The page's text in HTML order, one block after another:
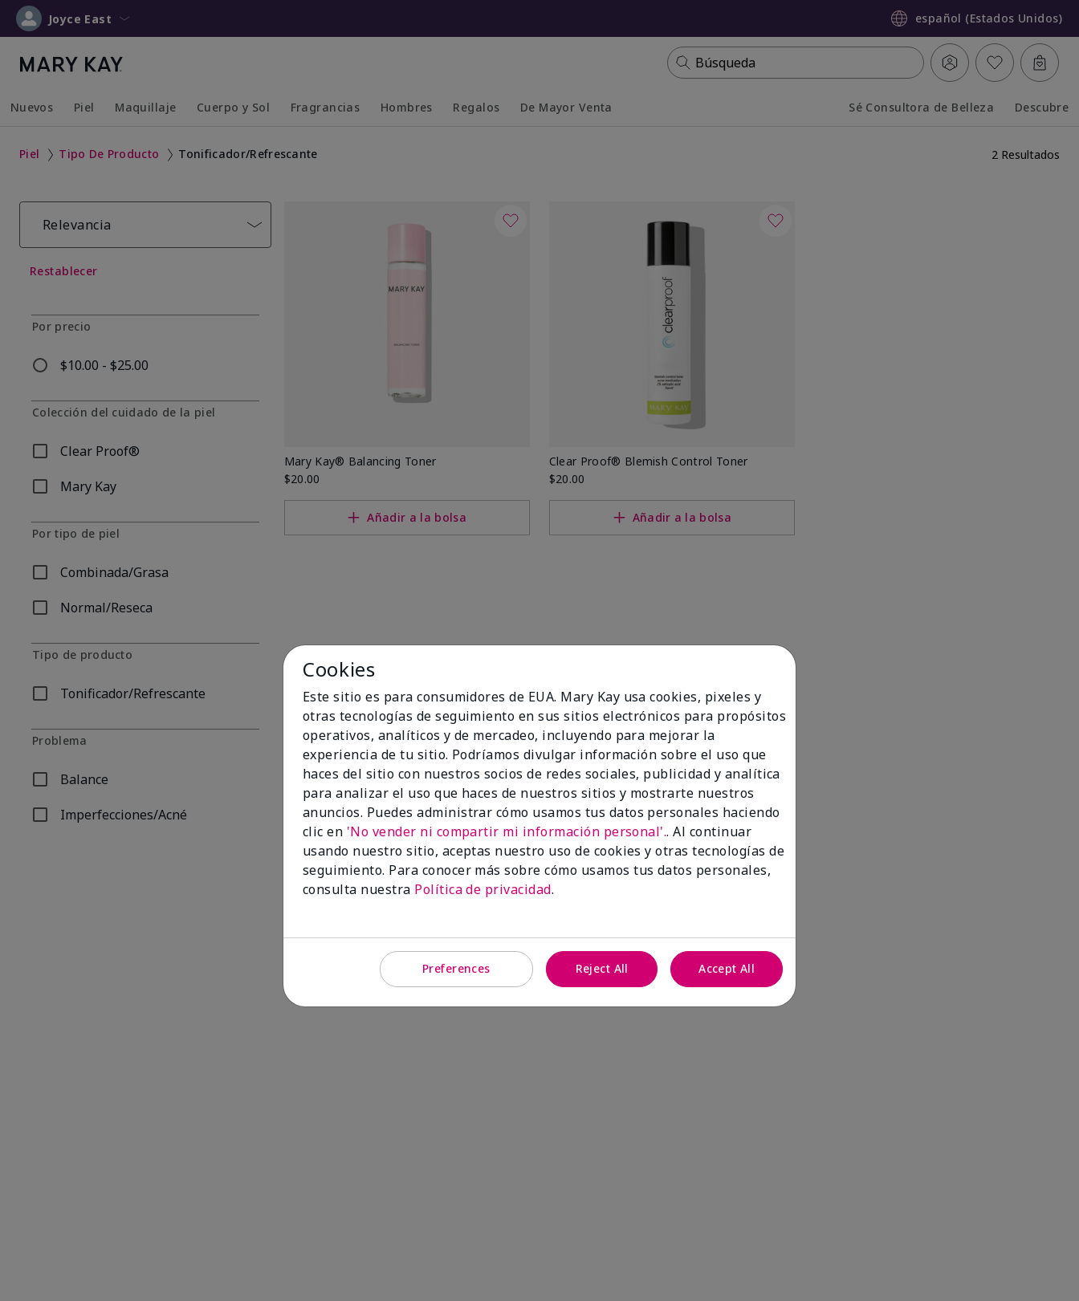
Joyce East español (Estados Unidos)
Búsqueda
Nuevos Piel Maquillaje Cuerpo y Sol Fragrancias Hombres Regalos De Mayor Venta Sé Consultora de Belleza Descubre
Piel Tipo De Producto Tonificador/Refrescante 2 Resultados
Relevancia
Restablecer
Por precio
$10.00 - $25.00
Refinar por Por precio: $10.00 - $25.00
Colección del cuidado de la piel
Clear Proof®
Refinar por Colección del cuidado de la piel: Clear Proof®
Mary Kay
Refinar por Colección del cuidado de la piel: Mary Kay
Por tipo de piel
Combinada/Grasa
Refinar por Por tipo de piel: Combinada/Grasa
Normal/Reseca
Refinar por Por tipo de piel: Normal/Reseca
Tipo de producto
Tonificador/Refrescante
Refinar por Tipo de producto: Tonificador/Refrescante
Problema
Balance
Refinar por Problema: Balance
Imperfecciones/Acné
Refinar por Problema: Imperfecciones/Acné
Mary Kay® Balancing Toner
$20.00
Añadir a la bolsa
Clear Proof® Blemish Control Toner
$20.00
Añadir a la bolsa
Cookies
Este sitio es para consumidores de EUA. Mary Kay usa cookies, pixeles y
otras tecnologías de seguimiento en sus sitios electrónicos para propósitos
operativos, analíticos y de mercadeo, incluyendo para mejorar la
experiencia de tu sitio. Podríamos divulgar información sobre el uso que
haces del sitio con nuestros socios de redes sociales, publicidad y analítica
para analizar el uso que haces de nuestros sitios y mostrarte nuestros
anuncios. Puedes administrar cómo usamos tus datos personales haciendo
clic en 'No vender ni compartir mi información personal'.. Al continuar
usando nuestro sitio, aceptas nuestro uso de cookies y otras tecnologías de
seguimiento. Para conocer más sobre cómo usamos tus datos personales,
consulta nuestra Política de privacidad.
Preferences Reject All Accept All